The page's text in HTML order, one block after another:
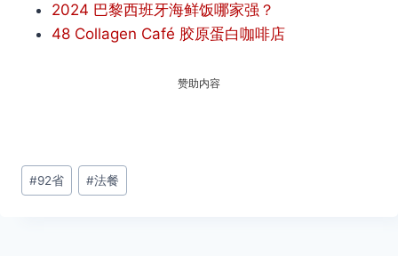
2024 巴黎西班牙海鲜饭哪家强？
48 Collagen Café 胶原蛋白咖啡店
赞助内容
文
章
#92省 #法餐